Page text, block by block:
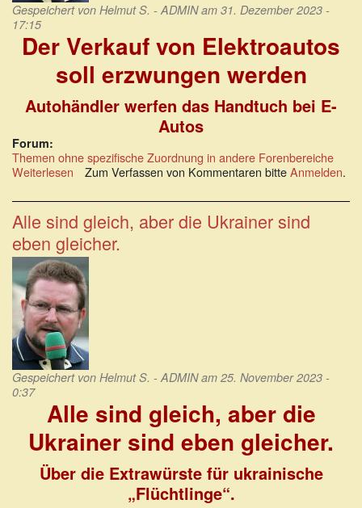
Gespeichert von Helmut S. - ADMINam 31. Dezember 2023 -
17:15
Der Verkauf von Elektroautos
soll erzwungen werden
Autohändler werfen das Handtuch bei E-
Autos
Forum:
Themen ohne spezifische Zuordnung in andere Forenbereiche
Weiterlesen über
Verkauf
von
Elektroautos
soll
erzwungen
werden
Zum Verfassen von Kommentaren bitteAnmelden.
Alle sind gleich, aber die Ukrainer sind
eben gleicher.
Gespeichert von Helmut S. - ADMINam 25. November 2023 -
0:37
Alle sind gleich, aber die
Ukrainer sind eben gleicher.
Über die Extrawürste für ukrainische
„Flüchtlinge“.